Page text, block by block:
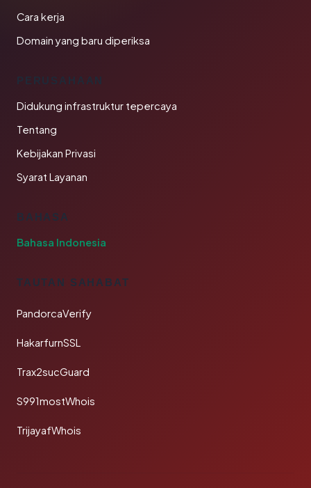
Cara kerja
Domain yang baru diperiksa
PERUSAHAAN
Didukung infrastruktur tepercaya
Tentang
Kebijakan Privasi
Syarat Layanan
BAHASA
Bahasa Indonesia
TAUTAN SAHABAT
PandorcaVerify
HakarfurnSSL
Trax2sucGuard
S991mostWhois
TrijayafWhois